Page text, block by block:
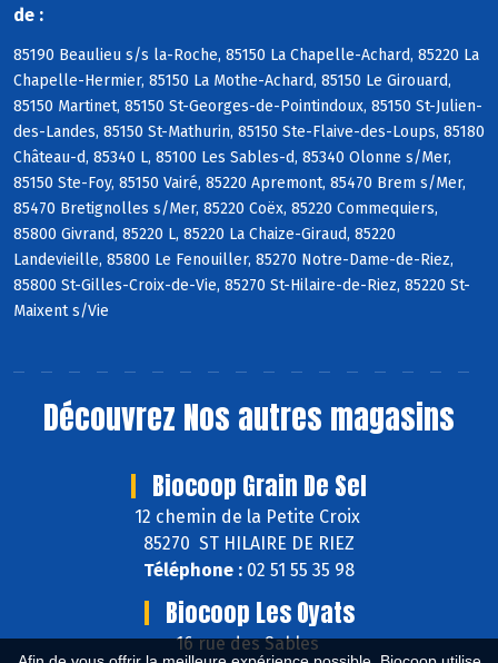
de :
85190 Beaulieu s/s la-Roche, 85150 La Chapelle-Achard, 85220 La
Chapelle-Hermier, 85150 La Mothe-Achard, 85150 Le Girouard,
85150 Martinet, 85150 St-Georges-de-Pointindoux, 85150 St-Julien-
des-Landes, 85150 St-Mathurin, 85150 Ste-Flaive-des-Loups, 85180
Château-d, 85340 L, 85100 Les Sables-d, 85340 Olonne s/Mer,
85150 Ste-Foy, 85150 Vairé, 85220 Apremont, 85470 Brem s/Mer,
85470 Bretignolles s/Mer, 85220 Coëx, 85220 Commequiers,
85800 Givrand, 85220 L, 85220 La Chaize-Giraud, 85220
Landevieille, 85800 Le Fenouiller, 85270 Notre-Dame-de-Riez,
85800 St-Gilles-Croix-de-Vie, 85270 St-Hilaire-de-Riez, 85220 St-
Maixent s/Vie
Découvrez Nos autres magasins
Biocoop Grain De Sel
12 chemin de la Petite Croix
85270 ST HILAIRE DE RIEZ
Téléphone : 02 51 55 35 98
Biocoop Les Oyats
16 rue des Sables